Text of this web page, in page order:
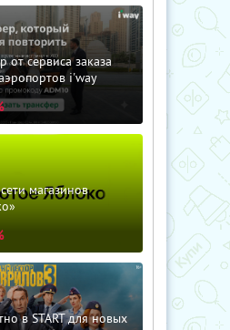
сервиса заказа
i'way
магазинов
в START для новых